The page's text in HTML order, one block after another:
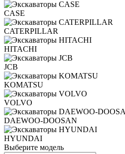
CASE
CATERPILLAR
HITACHI
JCB
KOMATSU
VOLVO
DAEWOO-DOOSAN
HYUNDAI
Выберите модель